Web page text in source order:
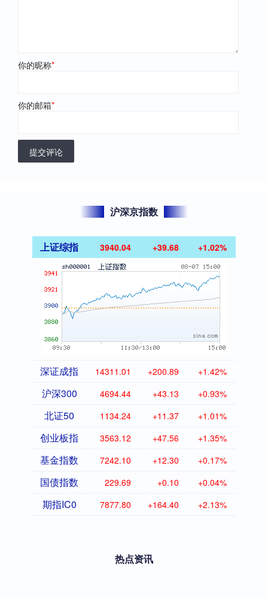
你的昵称*
你的邮箱*
提交评论
沪深京指数
上证综指 3940.04 +39.68 +1.02%
深证成指 14311.01 +200.89 +1.42%
沪深300 4694.44 +43.13 +0.93%
北证50 1134.24 +11.37 +1.01%
创业板指 3563.12 +47.56 +1.35%
基金指数 7242.10 +12.30 +0.17%
国债指数 229.69 +0.10 +0.04%
期指IC0 7877.80 +164.40 +2.13%
热点资讯